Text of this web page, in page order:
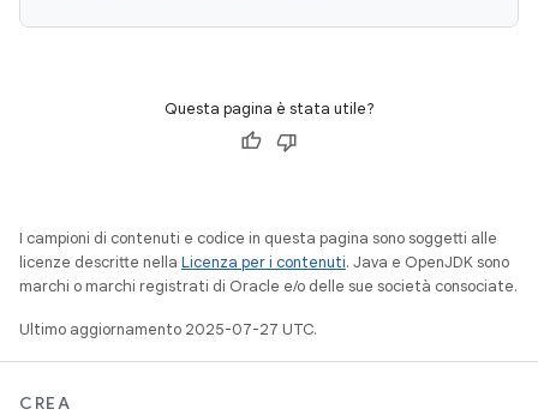
Questa pagina è stata utile?
I campioni di contenuti e codice in questa pagina sono soggetti alle
licenze descritte nella Licenza per i contenuti. Java e OpenJDK sono
marchi o marchi registrati di Oracle e/o delle sue società consociate.
Ultimo aggiornamento 2025-07-27 UTC.
CREA